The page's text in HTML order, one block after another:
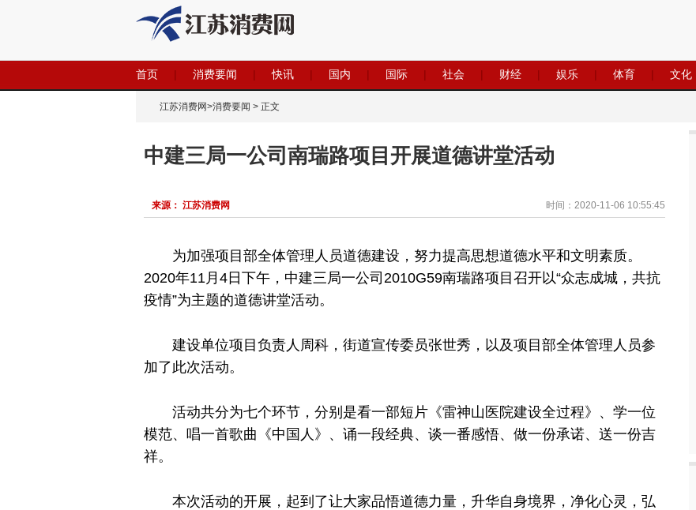
首页 | 消费要闻 | 快讯 | 国内 | 国际 | 社会 | 财经 | 娱乐 | 体育 | 文化
江苏消费网>消费要闻 > 正文
中建三局一公司南瑞路项目开展道德讲堂活动
来源： 江苏消费网 时间：2020-11-06 10:55:45
为加强项目部全体管理人员道德建设，努力提高思想道德水平和文明素质。
2020年11月4日下午，中建三局一公司2010G59南瑞路项目召开以“众志成城，共抗
疫情”为主题的道德讲堂活动。
建设单位项目负责人周科，街道宣传委员张世秀，以及项目部全体管理人员参
加了此次活动。
活动共分为七个环节，分别是看一部短片《雷神山医院建设全过程》、学一位
模范、唱一首歌曲《中国人》、诵一段经典、谈一番感悟、做一份承诺、送一份吉
祥。
本次活动的开展，起到了让大家品悟道德力量，升华自身境界，净化心灵，弘